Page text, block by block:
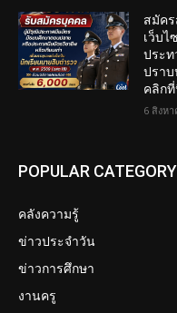
สมัคร
เว็บ
ประท
ปราบ
คลิก
6 สิงห
POPULAR CATEGORY
คลังความรู้
ข่าวประจำวัน
ข่าวการศึกษา
งานครู